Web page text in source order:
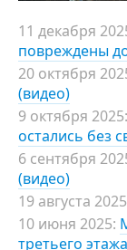
11 декабря
повреждены
20 октября
(видео)
9 октября 2025:
остались без
6 сентября
(видео)
19 августа
10 июня 2025:
третьего